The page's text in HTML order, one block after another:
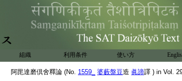
組織 利用条件 使い方
阿毘達磨倶舍釋論 (No. 1559_ 婆藪盤豆造 眞諦譯 ) in Vol.
隨。釋曰。得有二種。謂未至得已失得。與正得
同隨。翻此名非至。義至自成。此至非至屬
何法。偈曰。至非至屬帶。自相續。釋曰。若法
墮他相續。無至非至。何以故。無衆生與他法
相應。及與非墮相續法相應。何以故。無有衆
生。與非衆生數法相應故。於有爲法如此決
定。若於無爲法至非至云何。偈曰。二滅。釋
曰。一切衆生皆與非擇滅得及同隨相應是。
故於阿毘達磨藏説如此言。何者與無流法